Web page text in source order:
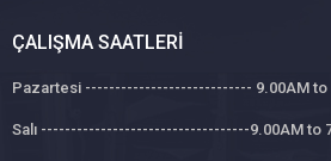
ÇALIŞMA SAATLERI
Pazartesi ---------------------------- 9.00AM to
Salı -----------------------------------9.00AM to